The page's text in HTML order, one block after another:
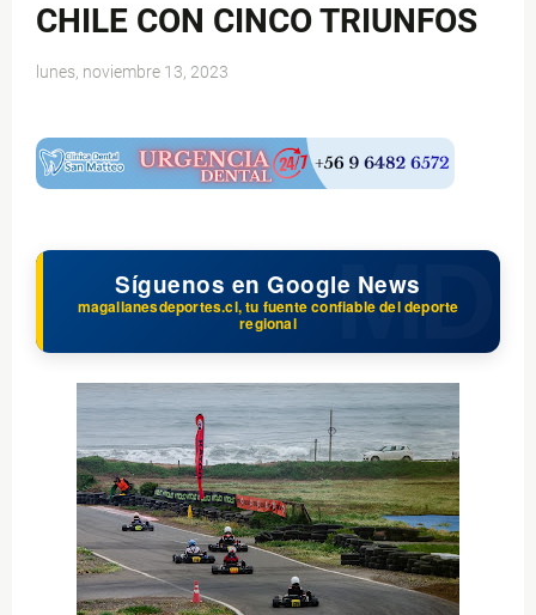
CHILE CON CINCO TRIUNFOS
lunes, noviembre 13, 2023
Síguenos en Google News
magallanesdeportes.cl, tu fuente confiable del deporte
regional